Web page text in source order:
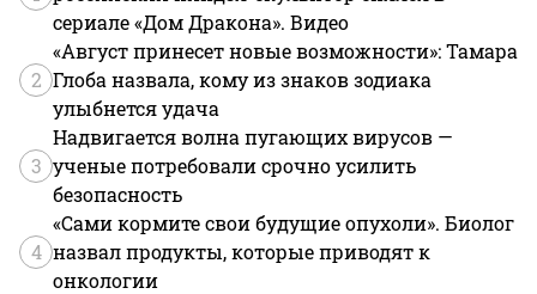
сериале «Дом Дракона». Видео
2
«Август принесет новые возможности»: Тамара
Глоба назвала, кому из знаков зодиака
улыбнется удача
3
Надвигается волна пугающих вирусов —
ученые потребовали срочно усилить
безопасность
4
«Сами кормите свои будущие опухоли». Биолог
назвал продукты, которые приводят к
онкологии